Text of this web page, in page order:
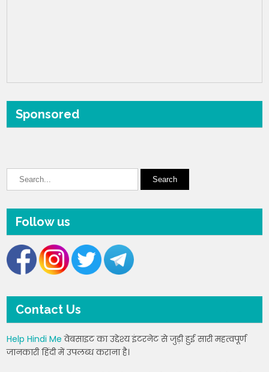
Sponsored
Follow us
Contact Us
Help Hindi Me वेबसाइट का उद्देश्य इंटरनेट से जुड़ी हुई सारी महत्वपूर्ण
जानकारी हिंदी में उपलब्ध कराना है।